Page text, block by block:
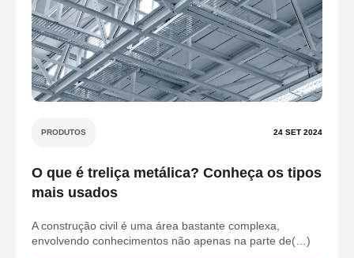
PRODUTOS 24 SET 2024
O que é treliça metálica? Conheça os tipos
mais usados
A construção civil é uma área bastante complexa,
envolvendo conhecimentos não apenas na parte de(…)